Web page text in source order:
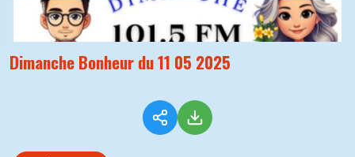
Dimanche Bonheur du 11 05 2025